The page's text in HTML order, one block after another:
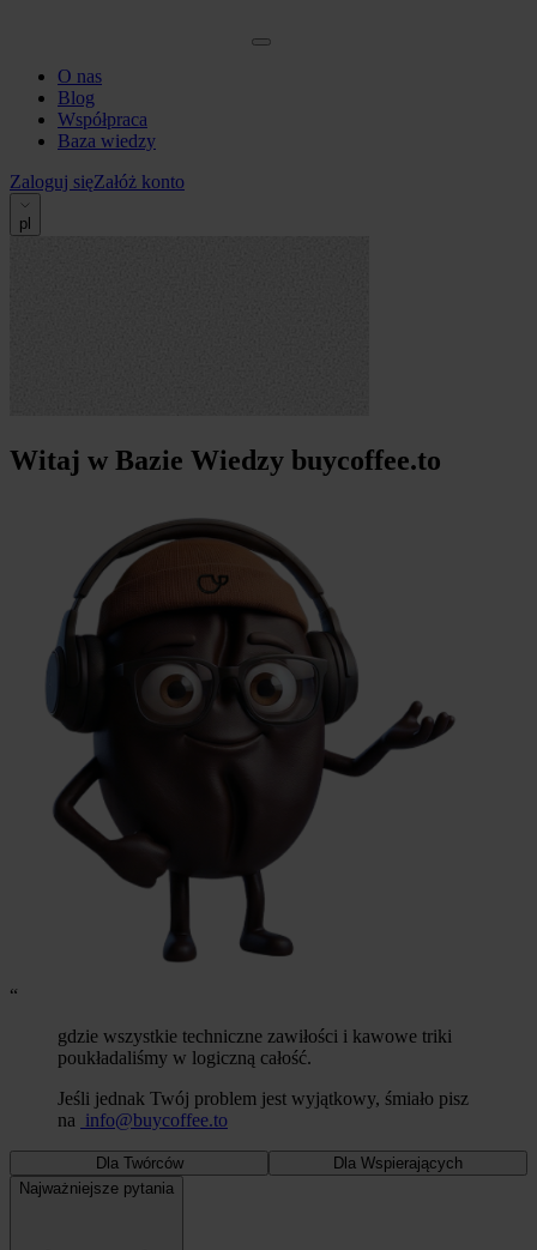
O nas
Blog
Współpraca
Baza wiedzy
Zaloguj sięZałóż konto
pl
Witaj w Bazie Wiedzy buycoffee.to
“
gdzie wszystkie techniczne zawiłości i kawowe triki
poukładaliśmy w logiczną całość.
Jeśli jednak Twój problem jest wyjątkowy, śmiało pisz
na info@buycoffee.to
Dla Twórców
Dla Wspierających
Najważniejsze pytania